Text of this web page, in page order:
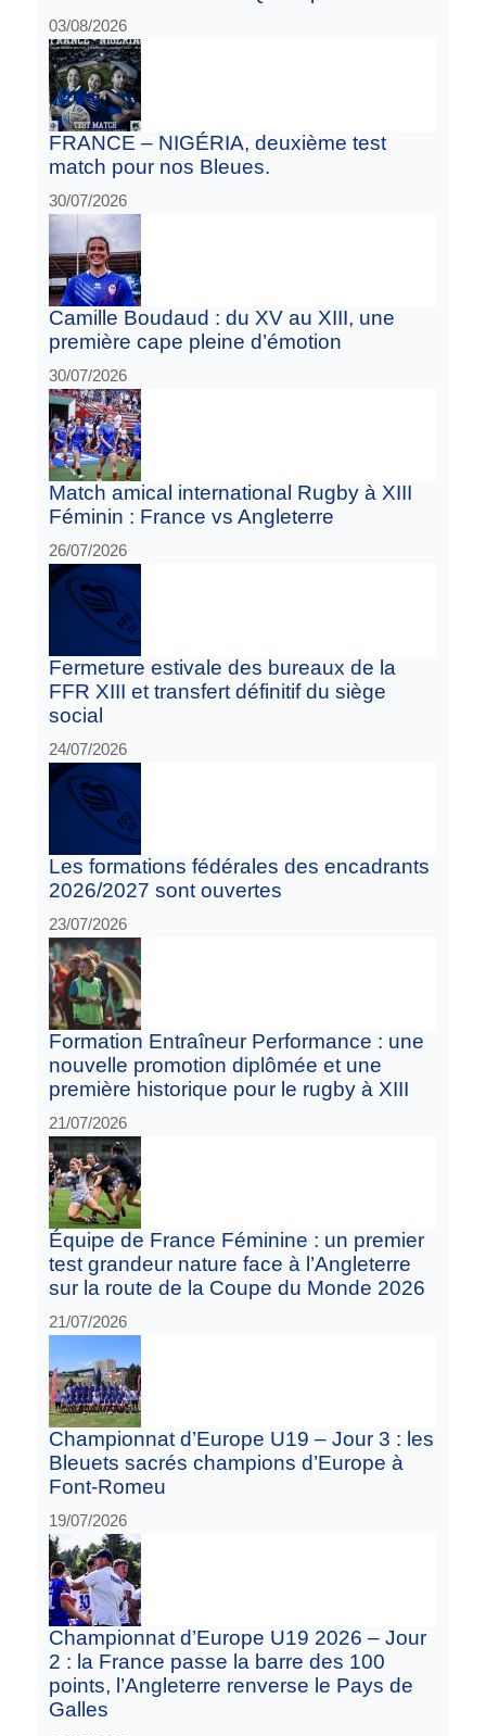
03/08/2026
FRANCE – NIGÉRIA, deuxième test
match pour nos Bleues.
30/07/2026
Camille Boudaud : du XV au XIII, une
première cape pleine d’émotion
30/07/2026
Match amical international Rugby à XIII
Féminin : France vs Angleterre
26/07/2026
Fermeture estivale des bureaux de la
FFR XIII et transfert définitif du siège
social
24/07/2026
Les formations fédérales des encadrants
2026/2027 sont ouvertes
23/07/2026
Formation Entraîneur Performance : une
nouvelle promotion diplômée et une
première historique pour le rugby à XIII
21/07/2026
Équipe de France Féminine : un premier
test grandeur nature face à l’Angleterre
sur la route de la Coupe du Monde 2026
21/07/2026
Championnat d’Europe U19 – Jour 3 : les
Bleuets sacrés champions d’Europe à
Font-Romeu
19/07/2026
Championnat d’Europe U19 2026 – Jour
2 : la France passe la barre des 100
points, l’Angleterre renverse le Pays de
Galles